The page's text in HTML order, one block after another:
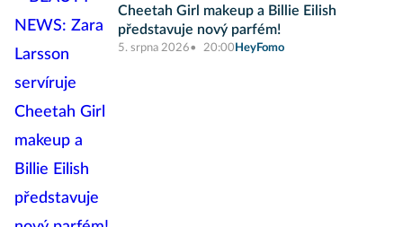
Cheetah Girl makeup a Billie Eilish
představuje nový parfém!
5. srpna 2026 20:00 HeyFomo